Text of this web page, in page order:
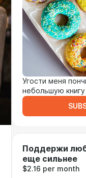
Угости меня
небольшую книгу
Поддержи
еще сильнее
$2.16 per month